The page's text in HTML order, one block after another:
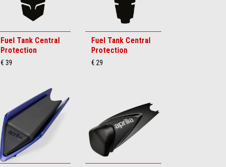
Fuel Tank Central
Protection
€ 39
Fuel Tank Central
Protection
€ 29